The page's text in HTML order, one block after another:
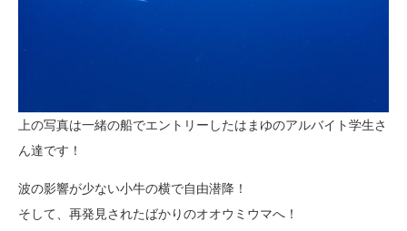
上の写真は一緒の船でエントリーしたはまゆのアルバイト学生さ
ん達です！
波の影響が少ない小牛の横で自由潜降！
そして、再発見されたばかりのオオウミウマへ！